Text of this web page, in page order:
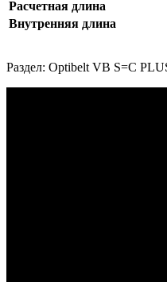
Расчетная длина
Внутренняя длина
Раздел: Optibelt VB S=C